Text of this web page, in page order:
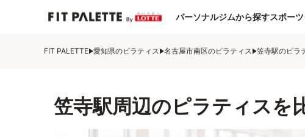
パーソナルジムから探すスポー
FIT PALETTE 愛知県のピラティス 名古屋市南区のピラティス 笠寺駅のピラ
笠寺駅周辺のピラティスを